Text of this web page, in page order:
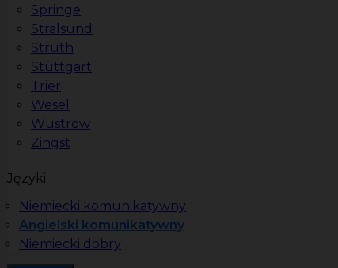
Springe
Stralsund
Struth
Stuttgart
Trier
Wesel
Wustrow
Zingst
Języki
Niemiecki komunikatywny
Angielski komunikatywny
Niemiecki dobry